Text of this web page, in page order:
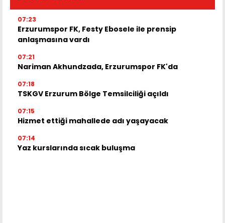
07:23
Erzurumspor FK, Festy Ebosele ile prensip
anlaşmasına vardı
07:21
Nariman Akhundzada, Erzurumspor FK'da
07:18
TSKGV Erzurum Bölge Temsilciliği açıldı
07:15
Hizmet ettiği mahallede adı yaşayacak
07:14
Yaz kurslarında sıcak buluşma